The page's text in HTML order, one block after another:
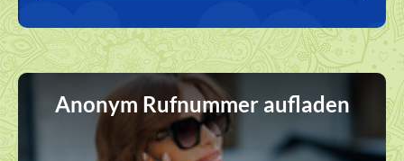
Anonym Rufnummer aufladen